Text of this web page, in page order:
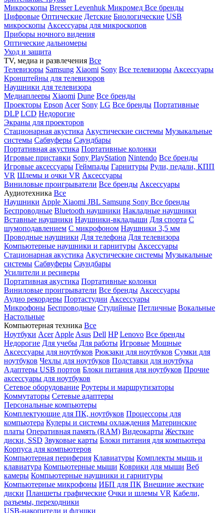
Микроскопы BresserLevenhuk Микромед Все бренды
Цифровые Оптические Детские Биологические USB
микроскопы Аксессуары для микроскопов
Приборы ночного видения
Оптические дальномеры
Уход и защита
TV, медиа и развлечения Все
Телевизоры Samsung Xiaomi Sony Все телевизоры Аксессуары
Кронштейны для телевизоров
Наушники для телевизора
Медиаплееры Xiaomi Dune Все бренды
Проекторы Epson Acer Sony LG Все бренды Портативные
DLP LCD Недорогие
Экраны для проекторов
Стационарная акустика Акустические системы Музыкальные
системы Сабвуферы Саундбары
Портативная акустика Портативные колонки
Игровые приставки Sony PlayStation Nintendo Все бренды
Игровые аксессуары Геймпады Гарнитуры Рули, педали, КПП
VR Шлемы и очки VR Аксессуары
Виниловые проигрыватели Все бренды Аксессуары
Аудиотехника Все
Наушники Apple Xiaomi JBL Samsung Sony Все бренды
Беспроводные Bluetooth наушники Накладные наушники
Вставные наушники Наушники-вкладыши Для спорта С
шумоподавлением С микрофоном Наушники 3,5 мм
Проводные наушники Для телефона Для телевизора
Компьютерные наушники и гарнитуры Аксессуары
Стационарная акустика Акустические системы Музыкальные
системы Сабвуферы Саундбары
Усилители и ресиверы
Портативная акустика Портативные колонки
Виниловые проигрыватели Все бренды Аксессуары
Аудио рекордеры Портастудии Аксессуары
Микрофоны Беспроводные Студийные Петличные Вокальные
Настольные
Компьютерная техника Все
Ноутбуки Acer Apple Asus Dell HP Lenovo Все бренды
Недорогие Для учебы Для работы Игровые Мощные
Аксессуары для ноутбуков Рюкзаки для ноутбуков Сумки для
ноутбуков Чехлы для ноутбуков Подставки для ноутбука
Адаптеры USB портов Блоки питания для ноутбуков Прочие
аксессуары для ноутбуков
Сетевое оборудование Роутеры и маршрутизаторы
Коммутаторы Сетевые адаптеры
Персональные компьютеры
Комплектующие для ПК, ноутбуков Процессоры для
компьютера Кулеры и системы охлаждения Материнские
платы Оперативная память (RAM) Видеокарты Жесткие
диски, SSD Звуковые карты Блоки питания для компьютера
Корпуса для компьютеров
Компьютерная периферия Клавиатуры Комплекты мышь и
клавиатура Компьютерные мыши Коврики для мыши Веб
камеры Компьютерные наушники и гарнитуры
Компьютерные микрофоны ИБП для ПК Внешние жесткие
диски Планшеты графические Очки и шлемы VR Кабели,
разъемы, переходники
USB-накопители и флэшки